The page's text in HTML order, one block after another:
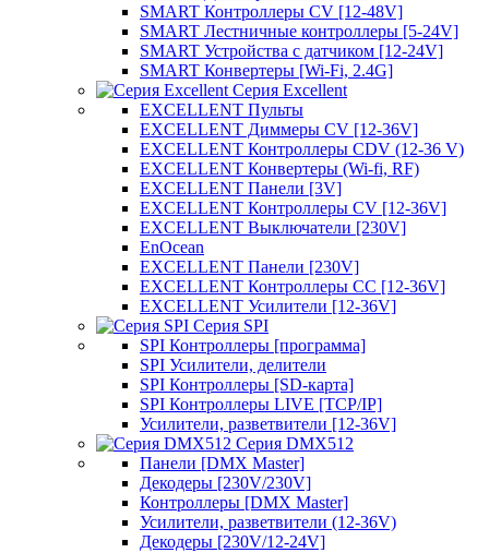
SMART Контроллеры CV [12-48V]
SMART Лестничные контроллеры [5-24V]
SMART Устройства с датчиком [12-24V]
SMART Конвертеры [Wi-Fi, 2.4G]
Серия Excellent
EXCELLENT Пульты
EXCELLENT Диммеры CV [12-36V]
EXCELLENT Контроллеры CDV (12-36 V)
EXCELLENT Конвертеры (Wi-fi, RF)
EXCELLENT Панели [3V]
EXCELLENT Контроллеры CV [12-36V]
EXCELLENT Выключатели [230V]
EnOcean
EXCELLENT Панели [230V]
EXCELLENT Контроллеры CC [12-36V]
EXCELLENT Усилители [12-36V]
Серия SPI
SPI Контроллеры [программа]
SPI Усилители, делители
SPI Контроллеры [SD-карта]
SPI Контроллеры LIVE [TCP/IP]
Усилители, разветвители [12-36V]
Серия DMX512
Панели [DMX Master]
Декодеры [230V/230V]
Контроллеры [DMX Master]
Усилители, разветвители (12-36V)
Декодеры [230V/12-24V]